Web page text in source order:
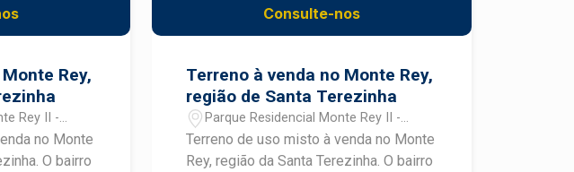
ou
do
#Blackfrias
Rey,
Rey II -
no Monte
O bairro
Consulte-nos
Terreno à venda no Monte Rey,
região de Santa Terezinha
Parque Residencial Monte Rey II -
Piracicaba/SP
Terreno de uso misto à venda no Monte
Rey, região da Santa Terezinha. O bairro